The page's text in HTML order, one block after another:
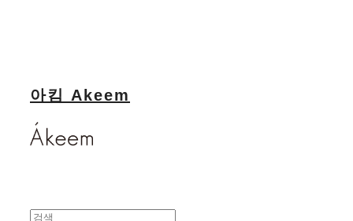
아킴 Akeem